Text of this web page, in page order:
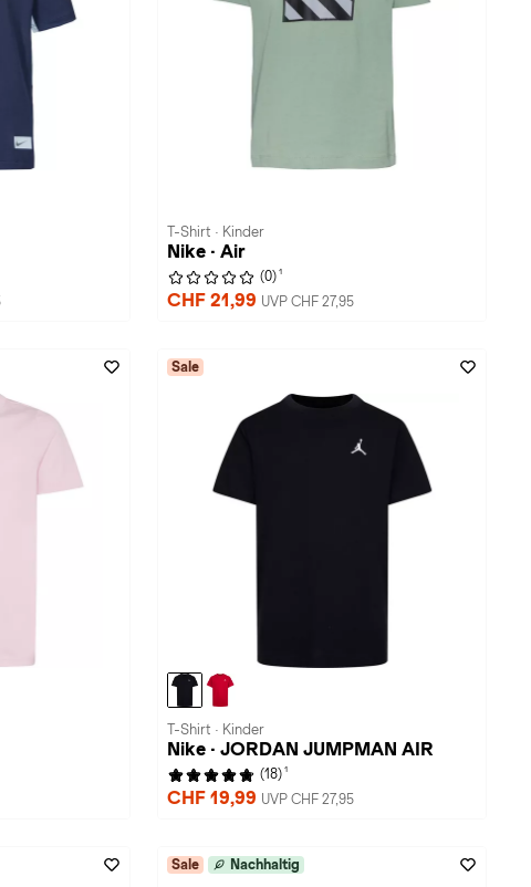
T-Shirt · Kinder
Nike · Air
(0) 1
CHF 21,99 UVP CHF 27,95
Sale
T-Shirt · Kinder
Nike · JORDAN JUMPMAN AIR
(18) 1
CHF 19,99 UVP CHF 27,95
Sale Nachhaltig